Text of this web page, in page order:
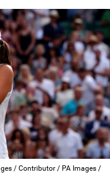
/ Contributor / PA Images /